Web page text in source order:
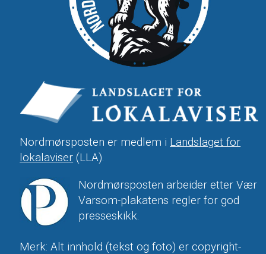
Nordmørsposten er medlem i Landslaget for
lokalaviser (LLA).
Nordmørsposten arbeider etter Vær
Varsom-plakatens regler for god
presseskikk.
Merk: Alt innhold (tekst og foto) er copyright-